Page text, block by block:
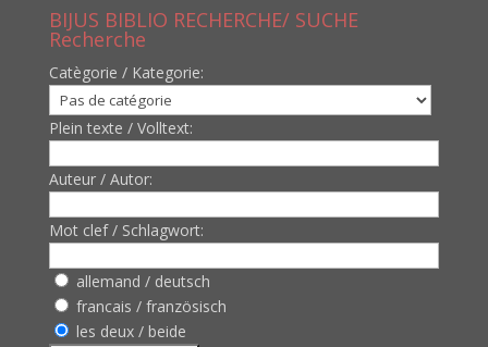
BIJUS BIBLIO RECHERCHE/ SUCHE
Recherche
Catègorie / Kategorie:
Plein texte / Volltext:
Auteur / Autor:
Mot clef / Schlagwort:
allemand / deutsch
francais / französisch
les deux / beide